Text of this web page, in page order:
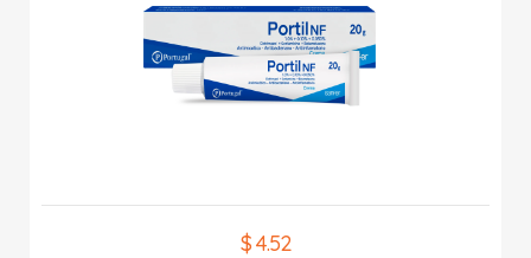
$ 4.52